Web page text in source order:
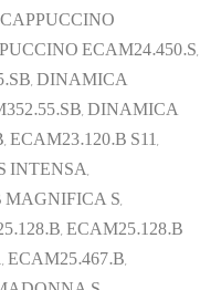
ECAM24.450.S,
DINAMICA
DINAMICA
S11,
INTENSA,
S,
ECAM25.128.B
ECAM25.467.B,